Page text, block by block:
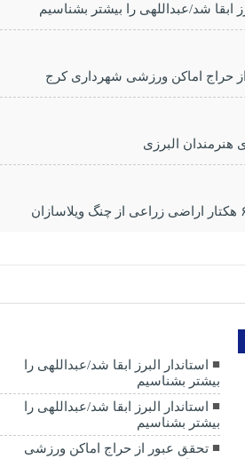
ابقا شد/عبداللهی را بیشتر بشناسیم
حراج اماکن ورزشی شهرداری کرج
استاندار البرز ابقا شد/عبداللهی را
بیشتر بشناسیم
استاندار البرز ابقا شد/عبداللهی را
بیشتر بشناسیم
تحقق عبور از حراج اماکن ورزشی